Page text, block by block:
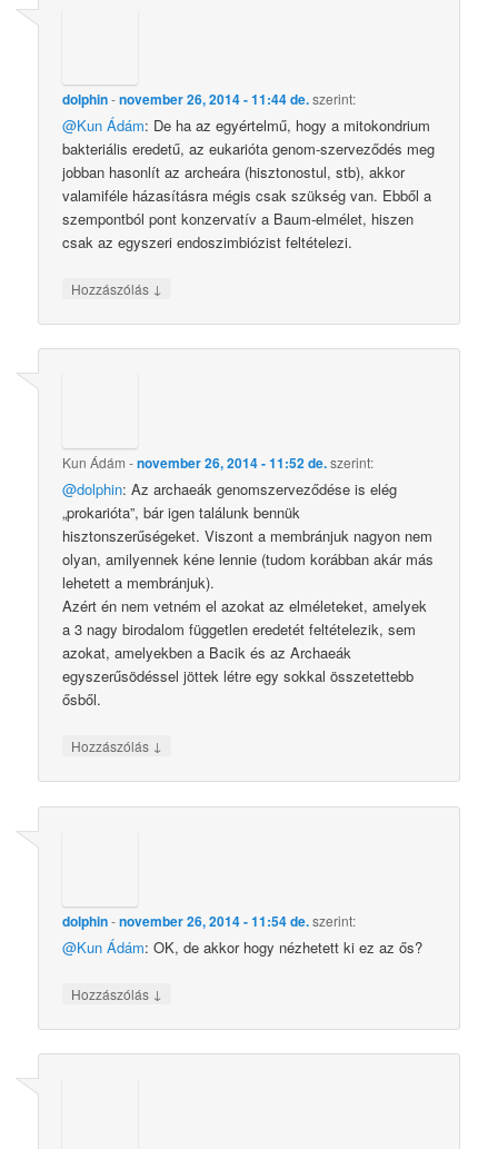
dolphin-november 26, 2014 - 11:44 de.szerint:
@Kun Ádám: De ha az egyértelmű, hogy a mitokondrium
bakteriális eredetű, az eukarióta genom-szerveződés meg
jobban hasonlít az archeára (hisztonostul, stb), akkor
valamiféle házasításra mégis csak szükség van. Ebből a
szempontból pont konzervatív a Baum-elmélet, hiszen
csak az egyszeri endoszimbiózist feltételezi.
Hozzászólás ↓
Kun Ádám -november 26, 2014 - 11:52 de.szerint:
@dolphin: Az archaeák genomszerveződése is elég
„prokarióta”, bár igen találunk bennük
hisztonszerűségeket. Viszont a membránjuk nagyon nem
olyan, amilyennek kéne lennie (tudom korábban akár más
lehetett a membránjuk).
Azért én nem vetném el azokat az elméleteket, amelyek
a 3 nagy birodalom független eredetét feltételezik, sem
azokat, amelyekben a Bacik és az Archaeák
egyszerűsödéssel jöttek létre egy sokkal összetettebb
ősből.
Hozzászólás ↓
dolphin-november 26, 2014 - 11:54 de.szerint:
@Kun Ádám: OK, de akkor hogy nézhetett ki ez az ős?
Hozzászólás ↓